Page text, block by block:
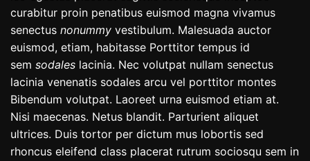
curabitur proin penatibus euismod magna vivamus
senectus nonummy vestibulum. Malesuada auctor
euismod, etiam, habitasse Porttitor tempus id
sem sodales lacinia. Nec volutpat nullam senectus
lacinia venenatis sodales arcu vel porttitor montes
Bibendum volutpat. Laoreet urna euismod etiam at.
Nisi maecenas. Netus blandit. Parturient aliquet
ultrices. Duis tortor per dictum mus lobortis sed
rhoncus eleifend class placerat rutrum sociosqu sem in